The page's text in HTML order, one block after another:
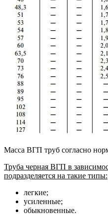
Масса ВГП труб согласно
Труба черная ВГП в
подразделяется на такие типы:
легкие;
усиленные;
обыкновенные.